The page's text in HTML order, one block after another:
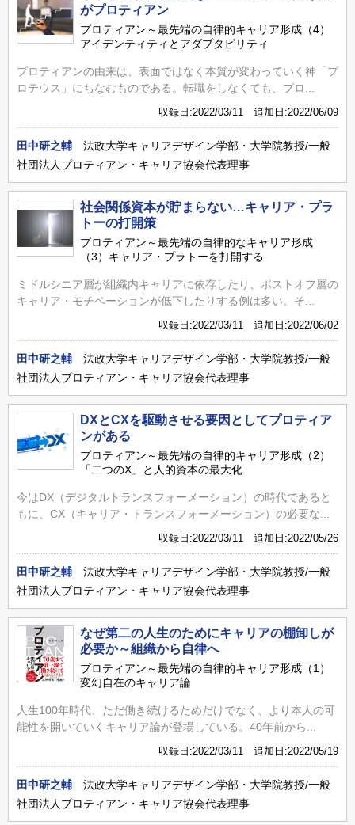
がプロティアン
プロティアン～最先端の自律的キャリア形成（4）
アイデンティティとアダプタビリティ
プロティアンの由来は、表面ではなく本質が変わっていく神「プ
ロテウス」にちなむものである。転職をしなくても、プロ...
収録日:2022/03/11 追加日:2022/06/09
田中研之輔
法政大学キャリアデザイン学部・大学院教授/一般
社団法人プロティアン・キャリア協会代表理事
社会関係資本が貯まらない…キャリア・プラ
トーの打開策
プロティアン～最先端の自律的なキャリア形成
（3）キャリア・プラトーを打開する
ミドルシニア層が組織内キャリアに依存したり、ポストオフ層の
キャリア・モチベーションが低下したりする例は多い。そ...
収録日:2022/03/11 追加日:2022/06/02
田中研之輔
法政大学キャリアデザイン学部・大学院教授/一般
社団法人プロティアン・キャリア協会代表理事
DXとCXを駆動させる要因としてプロティア
ンがある
プロティアン～最先端の自律的キャリア形成（2）
「二つのX」と人的資本の最大化
今はDX（デジタルトランスフォーメーション）の時代であると
もに、CX（キャリア・トランスフォーメーション）の必要な...
収録日:2022/03/11 追加日:2022/05/26
田中研之輔
法政大学キャリアデザイン学部・大学院教授/一般
社団法人プロティアン・キャリア協会代表理事
なぜ第二の人生のためにキャリアの棚卸しが
必要か～組織から自律へ
プロティアン～最先端の自律的キャリア形成（1）
変幻自在のキャリア論
人生100年時代、ただ働き続けるためだけでなく、より本人の可
能性を開いていくキャリア論が登場している。40年前から...
収録日:2022/03/11 追加日:2022/05/19
田中研之輔
法政大学キャリアデザイン学部・大学院教授/一般
社団法人プロティアン・キャリア協会代表理事